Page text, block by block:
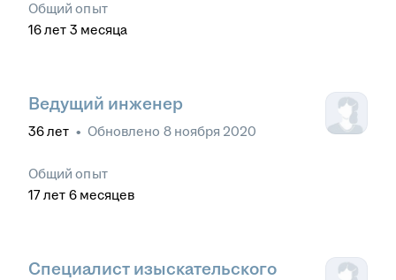
Общий опыт
16лет 3 месяца
Ведущий инженер
36лет • Обновлено 8 ноября 2020
Общий опыт
17лет 6 месяцев
Специалист изыскательского